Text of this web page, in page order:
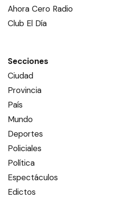
Ahora Cero Radio
Club El Día
Secciones
Ciudad
Provincia
País
Mundo
Deportes
Policiales
Política
Espectáculos
Edictos